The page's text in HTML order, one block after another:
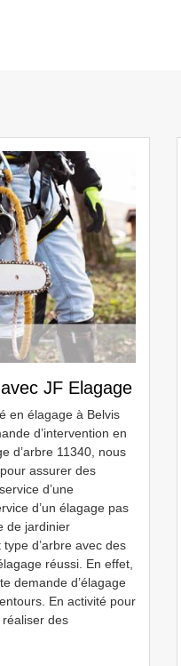
JF Elagage
en élagage à Belvis
d’intervention en
d’arbre 11340, nous
assurer des
d’une
d’un élagage pas
de jardinier
d’arbre avec des
réussi. En effet,
demande d’élagage
En activité pour
des